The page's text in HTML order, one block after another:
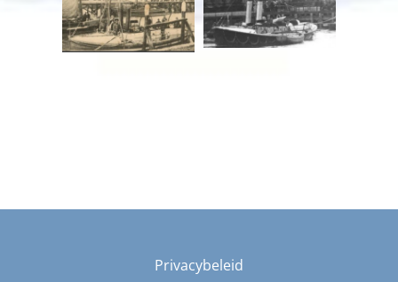
Privacybeleid